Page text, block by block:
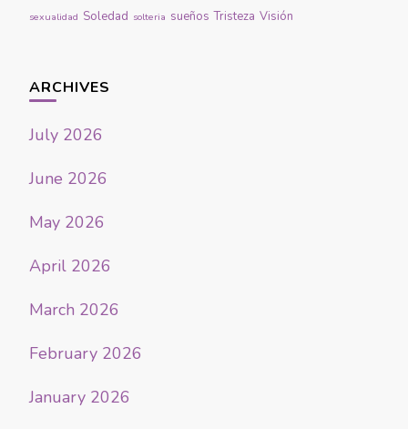
sexualidad Soledad solteria sueños Tristeza Visión
ARCHIVES
July 2026
June 2026
May 2026
April 2026
March 2026
February 2026
January 2026